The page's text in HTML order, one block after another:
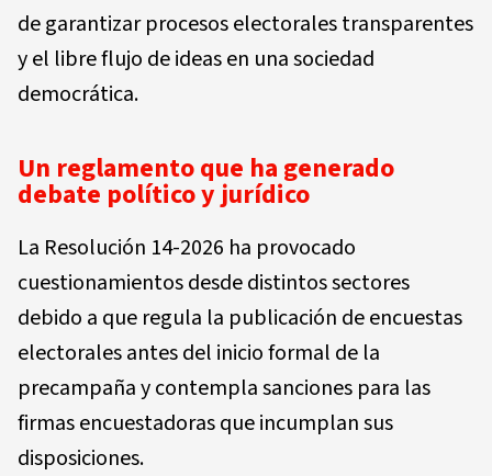
de garantizar procesos electorales transparentes
y el libre flujo de ideas en una sociedad
democrática.
Un reglamento que ha generado
debate político y jurídico
La Resolución 14-2026 ha provocado
cuestionamientos desde distintos sectores
debido a que regula la publicación de encuestas
electorales antes del inicio formal de la
precampaña y contempla sanciones para las
firmas encuestadoras que incumplan sus
disposiciones.